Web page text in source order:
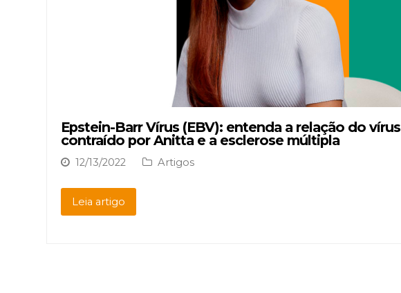
Epstein-Barr Vírus (EBV): entenda a relação do vírus
contraído por Anitta e a esclerose múltipla
12/13/2022 Artigos
Leia artigo